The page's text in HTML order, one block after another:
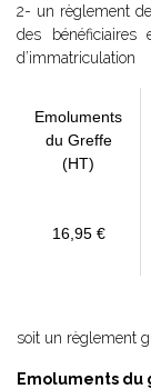
2- un règlement
des bénéficiaires
d’immatriculation
Emoluments
du Greffe
(HT)
16,95 €
soit un règlement
Emoluments du